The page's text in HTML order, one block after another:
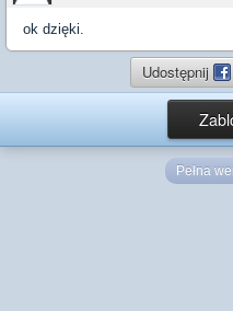
ok dzięki.
Udostępnij
Pełna